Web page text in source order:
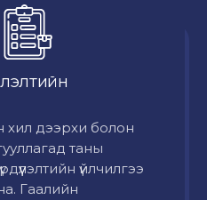
дээрхи болон
таны
үйлчилгээ
Гаалийн